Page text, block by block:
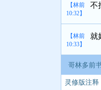
【林前
10:32】
不
【林前
10:33】
就
哥林多前
灵修版注释